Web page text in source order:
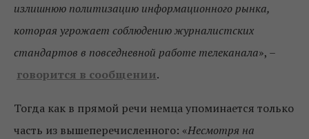
излишнюю политизацию информационного рынка,
которая угрожает соблюдению журналистских
стандартов в повседневной работе телеканала», –
говорится в сообщении.
Тогда как в прямой речи немца упоминается только
часть из вышеперечисленного: «Несмотря на